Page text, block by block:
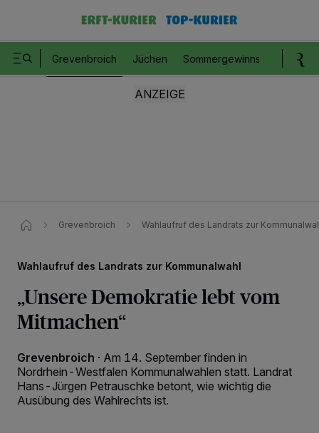
Grevenbroich Jüchen Sommergewinnspiel
Grevenbroich Wahlaufruf des Landrats zur
Wahlaufruf des Landrats zur Kommunalwahl
„Unsere Demokratie lebt vom
Mitmachen“
Grevenbroich · Am 14. September finden in
Nordrhein-Westfalen Kommunalwahlen statt. Landrat
Hans-Jürgen Petrauschke betont, wie wichtig die
Ausübung des Wahlrechts ist.
Wir und unsere218 -Partner speichern und greifen auf personenbezogene Daten
wie Browserdaten oder eindeutige Kennungen auf Ihrem Gerät zu. Durch Auswahl
von OK aktivieren Sie Tracking-Technologien für die unter „Wir und unsere
Partner verarbeiten Daten, um Ihnen Dienste bereitzustellen“ aufgeführten
Zwecke. Wenn Tracker deaktiviert sind, sind manche Inhalte und Anzeigen